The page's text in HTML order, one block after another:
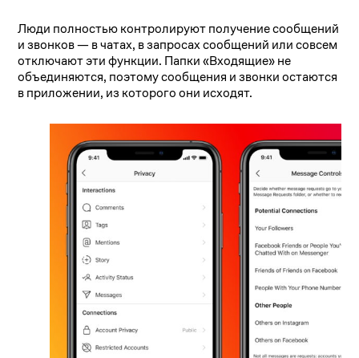
Люди полностью контролируют получение сообщений
и звонков — в чатах, в запросах сообщений или совсем
отключают эти функции. Папки «Входящие» не
объединяются, поэтому сообщения и звонки остаются
в приложении, из которого они исходят.